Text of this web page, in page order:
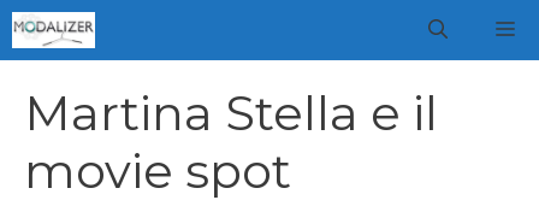
Vai
al
Martina Stella e il
movie spot